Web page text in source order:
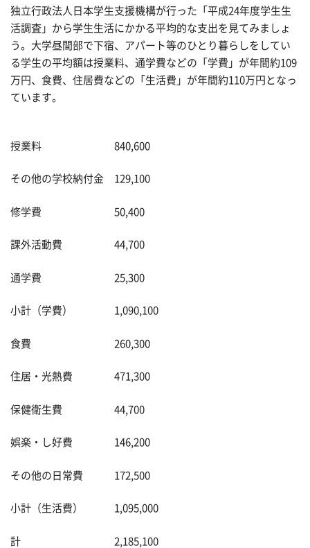
独立行政法人日本学生支援機構が行った「平成24年度学生生
活調査」から学生生活にかかる平均的な支出を見てみましょ
う。大学昼間部で下宿、アパート等のひとり暮らしをしてい
る学生の平均額は授業料、通学費などの「学費」が年間約109
万円、食費、住居費などの「生活費」が年間約110万円となっ
ています。
授業料 840,600
その他の学校納付金 129,100
修学費 50,400
課外活動費 44,700
通学費 25,300
小計（学費） 1,090,100
食費 260,300
住居・光熱費 471,300
保健衛生費 44,700
娯楽・し好費 146,200
その他の日常費 172,500
小計（生活費） 1,095,000
計 2,185,100